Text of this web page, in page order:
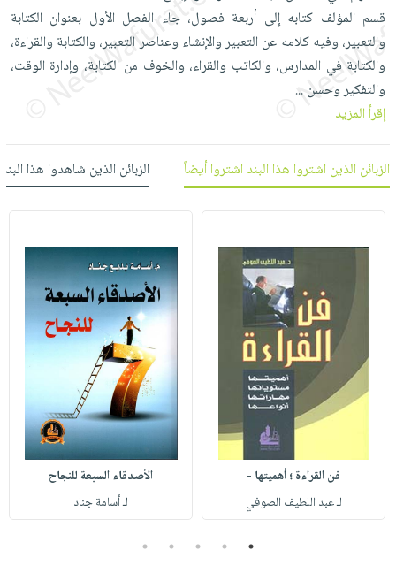
العناية
بالأسنان
الحمية
والتغذية
أدوات
المائدة
الأوعية
والتخزين
أدوات
المطبخ
الأكثر
مبيعاً
العودة
للمدارس
اكسسوارات
اكسسوارات
منزلية
اكسسوارات
ملابس
حقائب
حلي
عناية
بالذات
صابون
مناسبات
شحن
مجاني
بنود
مختارة
اشتراكات
كل
الاشتراكات
صندوق
القراءة
iKitab
حدود
بحث
متقدم
نيل
عن
الشركة
سياسة
الشركة
فيديوهات
يتكرر
طرحها
خدمات
حسابك
لائحة
الأمنيات
الإصدارات
قسم المؤلف كتابه إلى أربعة فصول، جاء الفصل الأول بعنوان الكتابة
والتعبير، وفيه كلامه عن التعبير والإنشاء وعناصر التعبير، والكتابة والقراءة،
والكتابة في المدارس، والكاتب والقراء، والخوف من الكتابة، وإدارة الوقت،
والتفكير وحسن...
إقرأ المزيد
الزبائن الذين اشتروا هذا البند اشتروا أيضاً الزبائن الذين شاهدوا هذا
فن القراءة ؛ أهميتها -
لـ عبد اللطيف الصوفي
الأصدقاء السبعة للنجاح
لـ أسامة جناد
1
2
3
4
5